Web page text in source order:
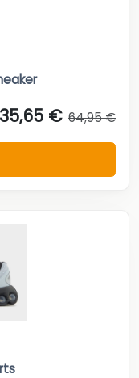
35,65 € 64,95 €